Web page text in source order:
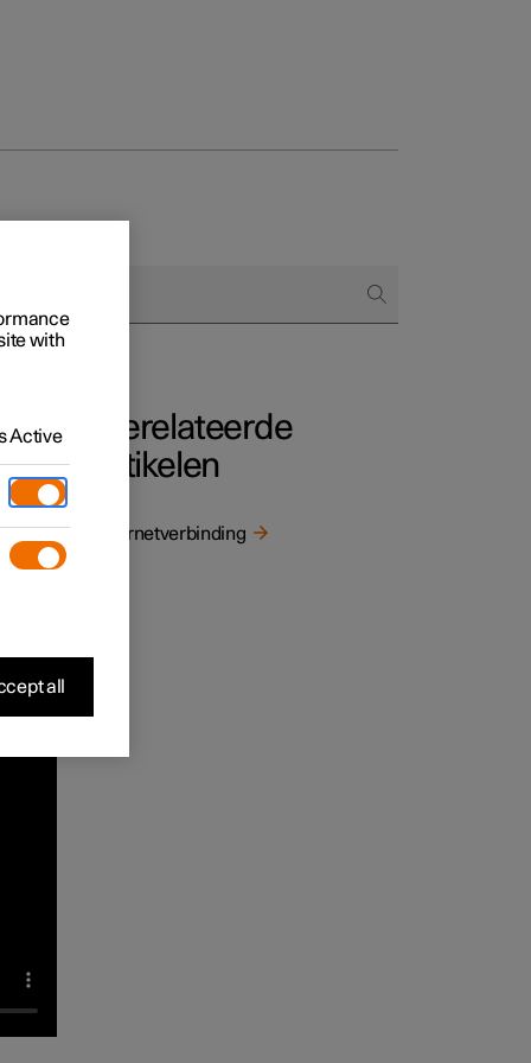
Gerelateerde
artikelen
Internetverbinding
with
Active
all